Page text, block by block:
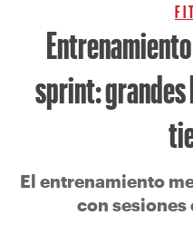
sprint: grandes
El entrenamiento
con sesiones